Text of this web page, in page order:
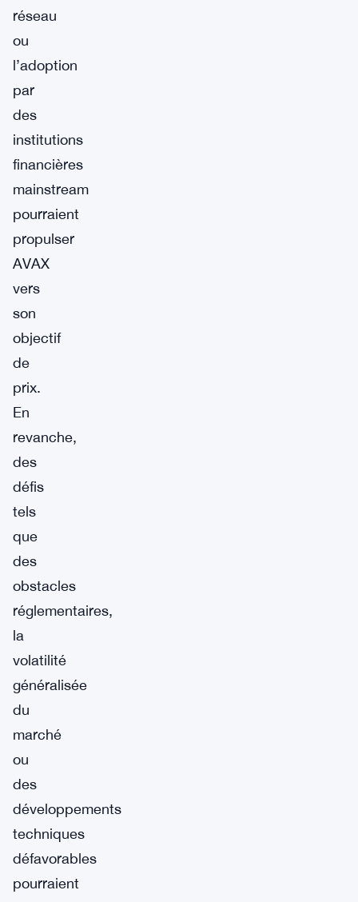
réseau
ou
l’adoption
par
des
institutions
financières
mainstream
pourraient
propulser
AVAX
vers
son
objectif
de
prix.
En
revanche,
des
défis
tels
que
des
obstacles
réglementaires,
la
volatilité
généralisée
du
marché
ou
des
développements
techniques
défavorables
pourraient